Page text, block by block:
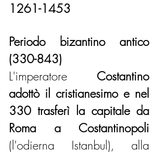
1261-1453
Periodo bizantino antico
(330-843)
L'imperatore Costantino
adottò il cristianesimo e nel
330 trasferì la capitale da
Roma a Costantinopoli
(l'odierna Istanbul), alla